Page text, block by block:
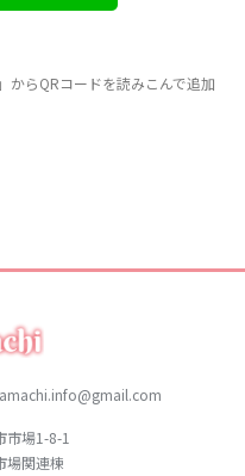
からQRコードを読みこんで追加
市場1-8-1
場関連棟